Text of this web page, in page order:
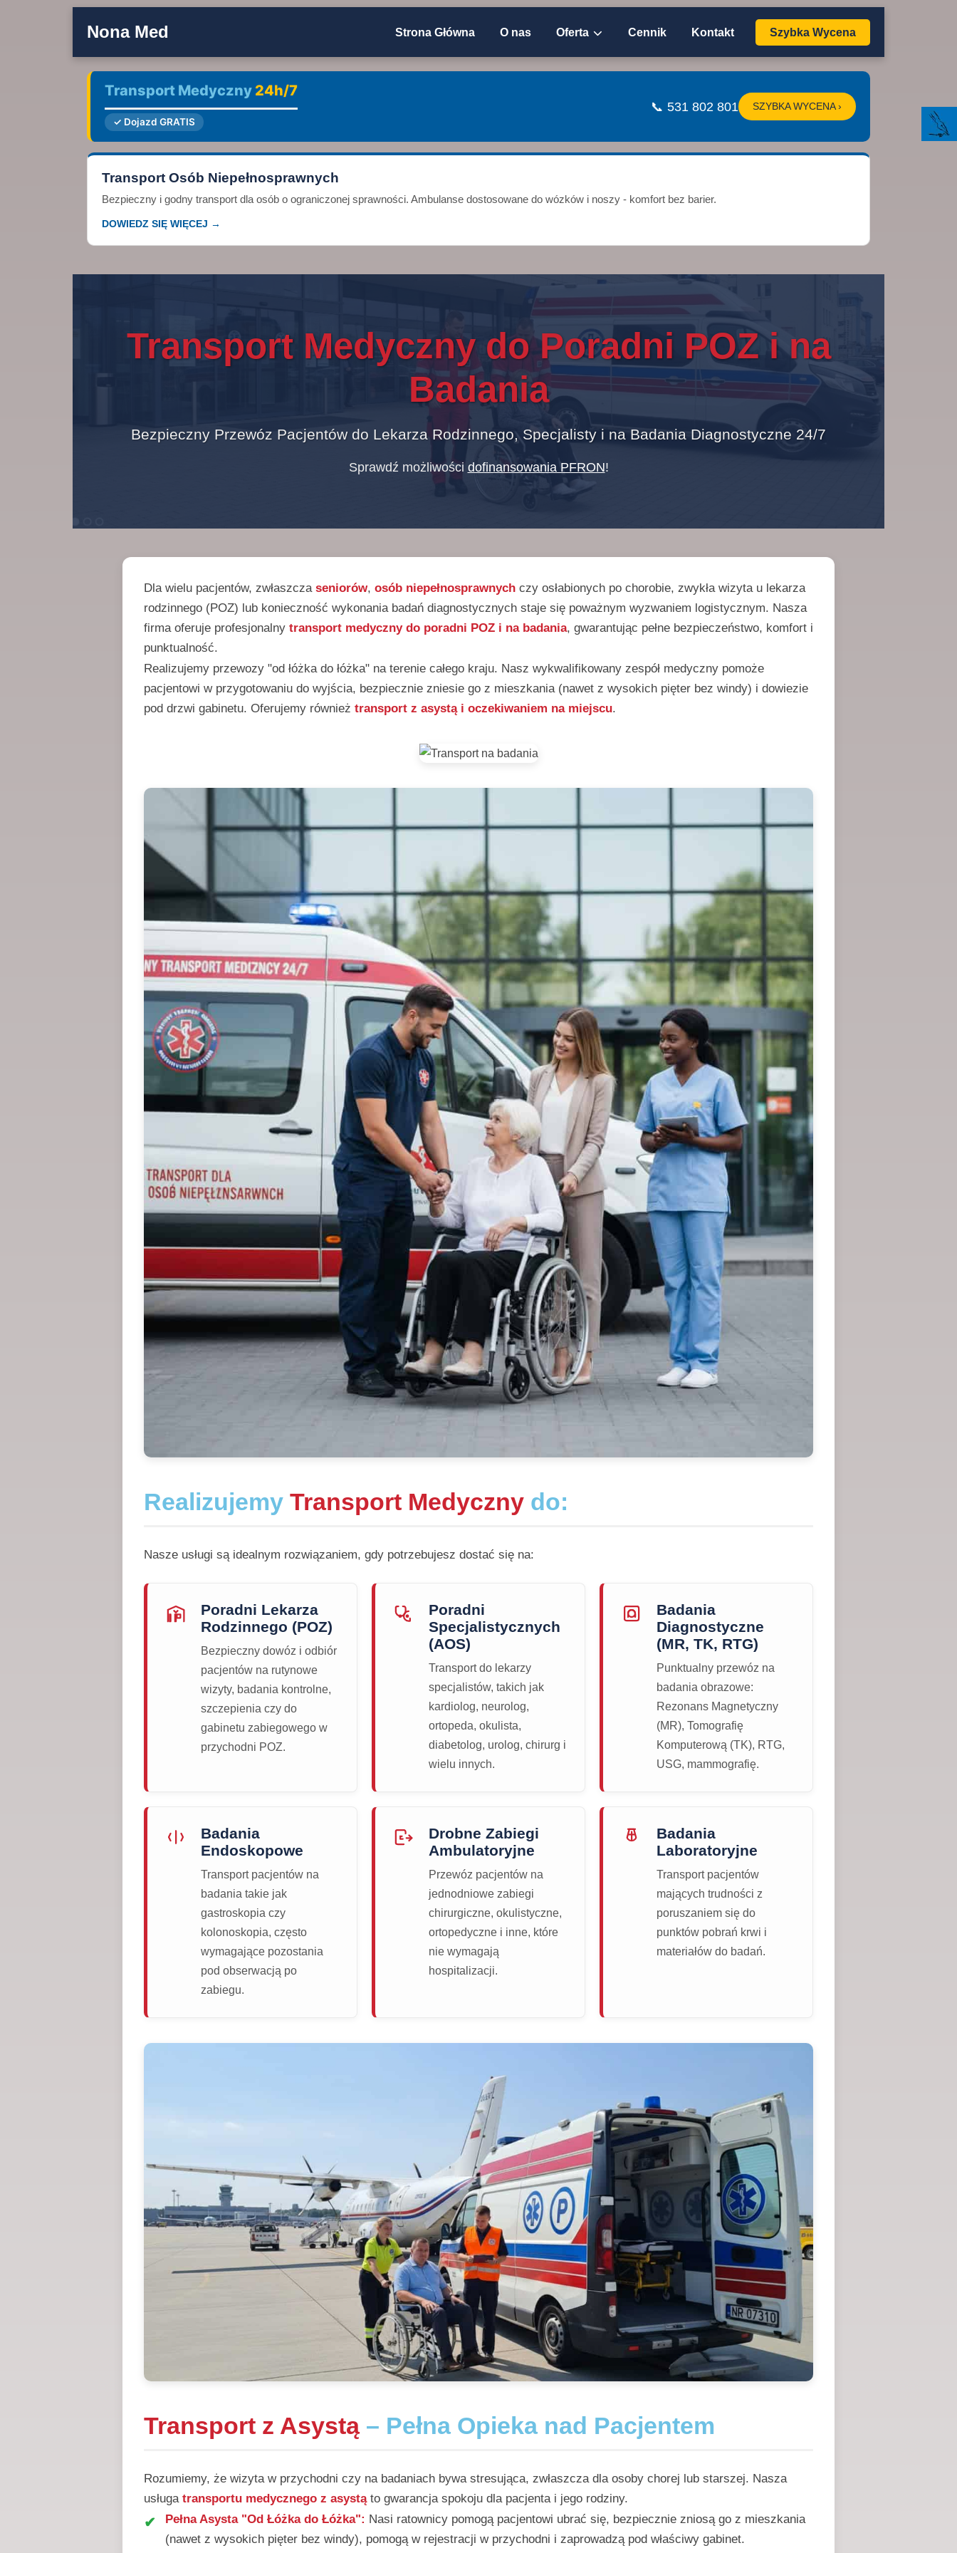
Nona Med Strona Główna O nas Oferta Cennik Kontakt Szybka Wycena
Transport Medyczny 24h/7
✓ Dojazd GRATIS
📞 531 802 801 SZYBKA WYCENA ›
Transport Osób Niepełnosprawnych
Bezpieczny i godny transport dla osób o ograniczonej sprawności. Ambulanse dostosowane do wózków i noszy - komfort bez barier.
DOWIEDZ SIĘ WIĘCEJ →
Transport Medyczny do Poradni POZ i na
Badania
Bezpieczny Przewóz Pacjentów do Lekarza Rodzinnego, Specjalisty i na Badania Diagnostyczne 24/7
Sprawdź możliwości dofinansowania PFRON!
Dla wielu pacjentów, zwłaszcza seniorów, osób niepełnosprawnych czy osłabionych po chorobie, zwykła wizyta u lekarza
rodzinnego (POZ) lub konieczność wykonania badań diagnostycznych staje się poważnym wyzwaniem logistycznym. Nasza
firma oferuje profesjonalny transport medyczny do poradni POZ i na badania, gwarantując pełne bezpieczeństwo, komfort i
punktualność.
Realizujemy przewozy "od łóżka do łóżka" na terenie całego kraju. Nasz wykwalifikowany zespół medyczny pomoże
pacjentowi w przygotowaniu do wyjścia, bezpiecznie zniesie go z mieszkania (nawet z wysokich pięter bez windy) i dowiezie
pod drzwi gabinetu. Oferujemy również transport z asystą i oczekiwaniem na miejscu.
Realizujemy Transport Medyczny do:
Nasze usługi są idealnym rozwiązaniem, gdy potrzebujesz dostać się na:
Poradni Lekarza
Rodzinnego (POZ)
Bezpieczny dowóz i odbiór
pacjentów na rutynowe
wizyty, badania kontrolne,
szczepienia czy do
gabinetu zabiegowego w
przychodni POZ.
Poradni
Specjalistycznych
(AOS)
Transport do lekarzy
specjalistów, takich jak
kardiolog, neurolog,
ortopeda, okulista,
diabetolog, urolog, chirurg i
wielu innych.
Badania
Diagnostyczne
(MR, TK, RTG)
Punktualny przewóz na
badania obrazowe:
Rezonans Magnetyczny
(MR), Tomografię
Komputerową (TK), RTG,
USG, mammografię.
Badania
Endoskopowe
Transport pacjentów na
badania takie jak
gastroskopia czy
kolonoskopia, często
wymagające pozostania
pod obserwacją po
zabiegu.
Drobne Zabiegi
Ambulatoryjne
Przewóz pacjentów na
jednodniowe zabiegi
chirurgiczne, okulistyczne,
ortopedyczne i inne, które
nie wymagają
hospitalizacji.
Badania
Laboratoryjne
Transport pacjentów
mających trudności z
poruszaniem się do
punktów pobrań krwi i
materiałów do badań.
Transport z Asystą– Pełna Opieka nad Pacjentem
Rozumiemy, że wizyta w przychodni czy na badaniach bywa stresująca, zwłaszcza dla osoby chorej lub starszej. Nasza
usługa transportu medycznego z asystąto gwarancja spokoju dla pacjenta i jego rodziny.
Pełna Asysta "Od Łóżka do Łóżka": Nasi ratownicy pomogą pacjentowi ubrać się, bezpiecznie zniosą go z mieszkania
(nawet z wysokich pięter bez windy), pomogą w rejestracji w przychodni i zaprowadzą pod właściwy gabinet.